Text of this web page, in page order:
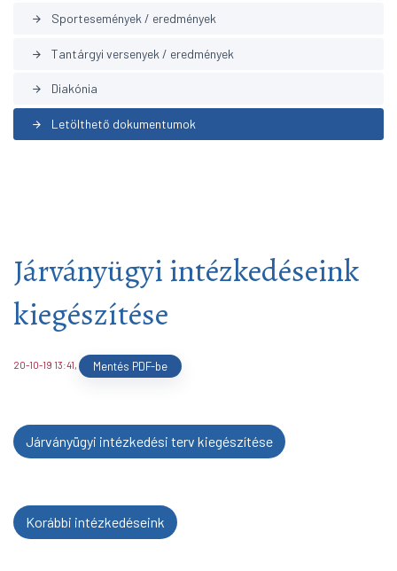
arrow_forward Sportesemények / eredmények
arrow_forward Tantárgyi versenyek / eredmények
arrow_forward Diakónia
arrow_forward Letölthető dokumentumok
Járványügyi intézkedéseink
kiegészítése
20-10-19 13:41, Mentés PDF-be
Járványügyi intézkedési terv kiegészítése
Korábbi intézkedéseink